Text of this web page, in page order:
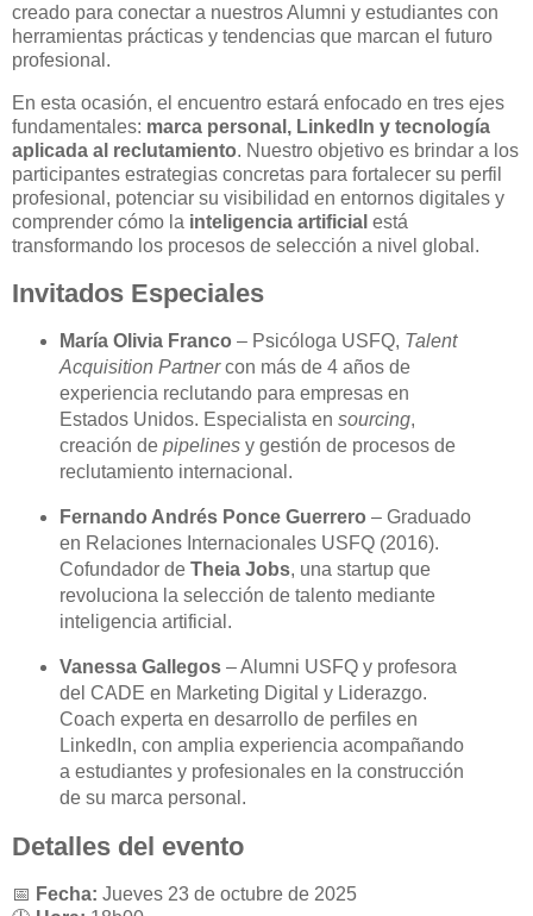
creado para conectar a nuestros Alumni y estudiantes con
herramientas prácticas y tendencias que marcan el futuro
profesional.
En esta ocasión, el encuentro estará enfocado en tres ejes
fundamentales: marca personal, LinkedIn y tecnología
aplicada al reclutamiento. Nuestro objetivo es brindar a los
participantes estrategias concretas para fortalecer su perfil
profesional, potenciar su visibilidad en entornos digitales y
comprender cómo la inteligencia artificial está
transformando los procesos de selección a nivel global.
Invitados Especiales
María Olivia Franco – Psicóloga USFQ, Talent
Acquisition Partnercon más de 4 años de
experiencia reclutando para empresas en
Estados Unidos. Especialista en sourcing,
creación de pipelinesy gestión de procesos de
reclutamiento internacional.
Fernando Andrés Ponce Guerrero – Graduado
en Relaciones Internacionales USFQ (2016).
Cofundador de Theia Jobs, una startup que
revoluciona la selección de talento mediante
inteligencia artificial.
Vanessa Gallegos– Alumni USFQ y profesora
del CADE en Marketing Digital y Liderazgo.
Coach experta en desarrollo de perfiles en
LinkedIn, con amplia experiencia acompañando
a estudiantes y profesionales en la construcción
de su marca personal.
Detalles del evento
📅 Fecha: Jueves 23 de octubre de 2025